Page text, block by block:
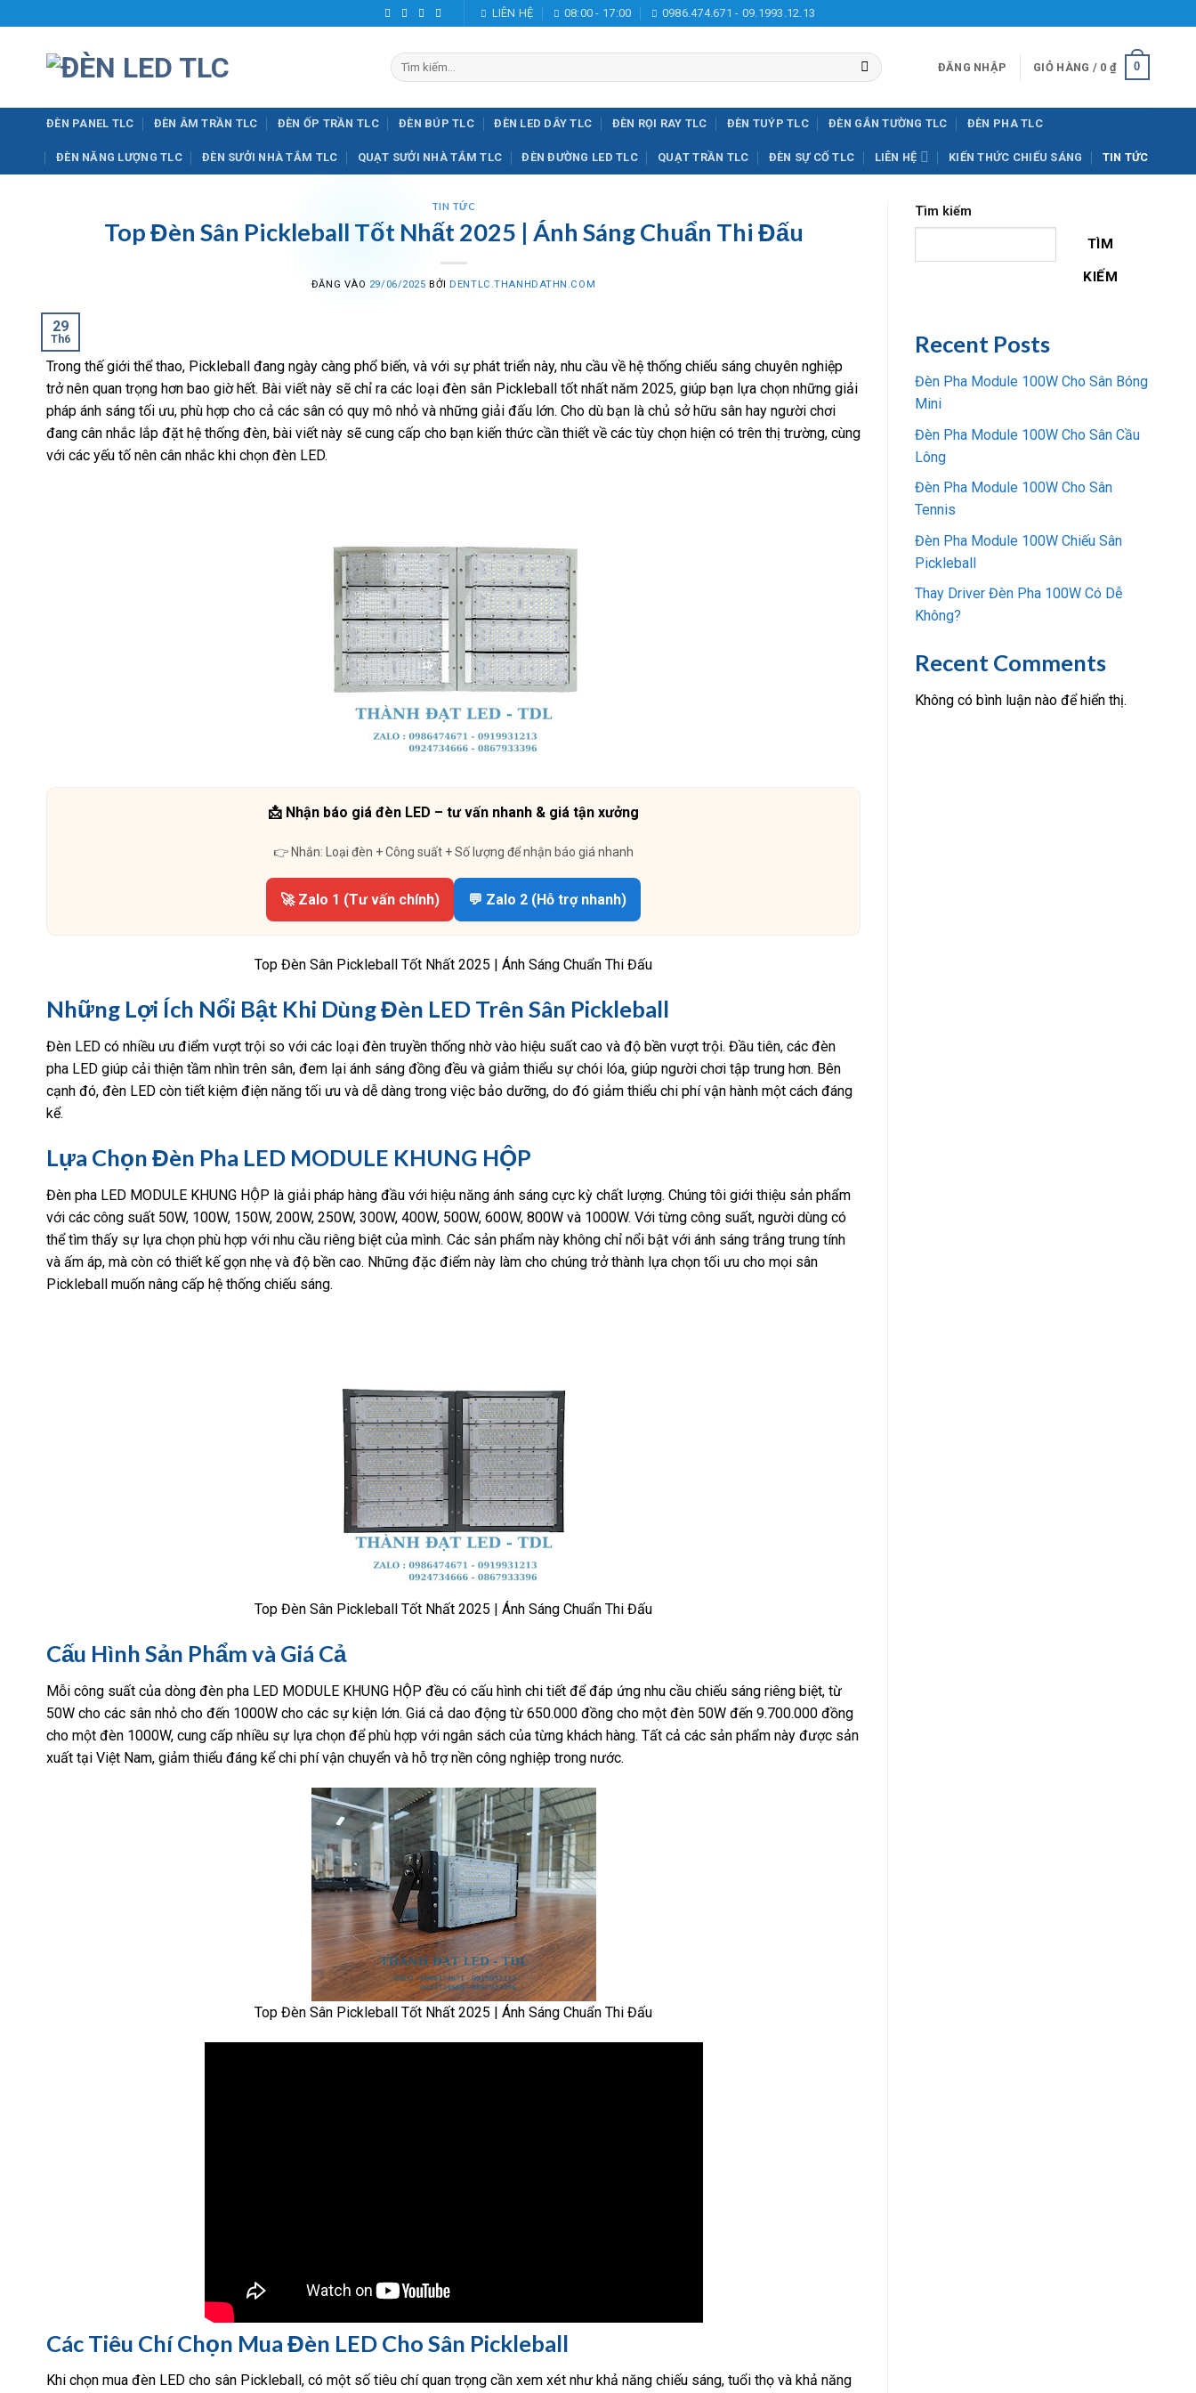
qua
LIÊN HỆ 08:00 - 17:00 0986.474.671 - 09.1993.12.13
Tìm
kiếm:
ĐĂNG NHẬP GIỎ HÀNG / 0 ₫ 0
ĐÈN PANEL TLC ĐÈN ÂM TRẦN TLC ĐÈN ỐP TRẦN TLC ĐÈN BÚP TLC ĐÈN LED DÂY TLC ĐÈN RỌI RAY TLC ĐÈN TUÝP TLC ĐÈN GẮN TƯỜNG TLC ĐÈN PHA TLC
ĐÈN NĂNG LƯỢNG TLC ĐÈN SƯỞI NHÀ TẮM TLC QUẠT SƯỞI NHÀ TẮM TLC ĐÈN ĐƯỜNG LED TLC QUẠT TRẦN TLC ĐÈN SỰ CỐ TLC LIÊN HỆ KIẾN THỨC CHIẾU SÁNG TIN TỨC
TIN TỨC
Top Đèn Sân Pickleball Tốt Nhất 2025 | Ánh Sáng Chuẩn Thi Đấu
ĐĂNG VÀO 29/06/2025 BỞI DENTLC.THANHDATHN.COM
29
Th6
Trong thế giới thể thao, Pickleball đang ngày càng phổ biến, và với sự phát triển này, nhu cầu về hệ thống chiếu sáng chuyên nghiệp
trở nên quan trọng hơn bao giờ hết. Bài viết này sẽ chỉ ra các loại đèn sân Pickleball tốt nhất năm 2025, giúp bạn lựa chọn những giải
pháp ánh sáng tối ưu, phù hợp cho cả các sân có quy mô nhỏ và những giải đấu lớn. Cho dù bạn là chủ sở hữu sân hay người chơi
đang cân nhắc lắp đặt hệ thống đèn, bài viết này sẽ cung cấp cho bạn kiến thức cần thiết về các tùy chọn hiện có trên thị trường, cùng
với các yếu tố nên cân nhắc khi chọn đèn LED.
📩 Nhận báo giá đèn LED – tư vấn nhanh & giá tận xưởng
👉 Nhắn: Loại đèn + Công suất + Số lượng để nhận báo giá nhanh
🚀 Zalo 1 (Tư vấn chính) 💬 Zalo 2 (Hỗ trợ nhanh)
Top Đèn Sân Pickleball Tốt Nhất 2025 | Ánh Sáng Chuẩn Thi Đấu
Những Lợi Ích Nổi Bật Khi Dùng Đèn LED Trên Sân Pickleball
Đèn LED có nhiều ưu điểm vượt trội so với các loại đèn truyền thống nhờ vào hiệu suất cao và độ bền vượt trội. Đầu tiên, các đèn
pha LED giúp cải thiện tầm nhìn trên sân, đem lại ánh sáng đồng đều và giảm thiểu sự chói lóa, giúp người chơi tập trung hơn. Bên
cạnh đó, đèn LED còn tiết kiệm điện năng tối ưu và dễ dàng trong việc bảo dưỡng, do đó giảm thiểu chi phí vận hành một cách đáng
kể.
Lựa Chọn Đèn Pha LED MODULE KHUNG HỘP
Đèn pha LED MODULE KHUNG HỘP là giải pháp hàng đầu với hiệu năng ánh sáng cực kỳ chất lượng. Chúng tôi giới thiệu sản phẩm
với các công suất 50W, 100W, 150W, 200W, 250W, 300W, 400W, 500W, 600W, 800W và 1000W. Với từng công suất, người dùng có
thể tìm thấy sự lựa chọn phù hợp với nhu cầu riêng biệt của mình. Các sản phẩm này không chỉ nổi bật với ánh sáng trắng trung tính
và ấm áp, mà còn có thiết kế gọn nhẹ và độ bền cao. Những đặc điểm này làm cho chúng trở thành lựa chọn tối ưu cho mọi sân
Pickleball muốn nâng cấp hệ thống chiếu sáng.
Top Đèn Sân Pickleball Tốt Nhất 2025 | Ánh Sáng Chuẩn Thi Đấu
Cấu Hình Sản Phẩm và Giá Cả
Mỗi công suất của dòng đèn pha LED MODULE KHUNG HỘP đều có cấu hình chi tiết để đáp ứng nhu cầu chiếu sáng riêng biệt, từ
50W cho các sân nhỏ cho đến 1000W cho các sự kiện lớn. Giá cả dao động từ 650.000 đồng cho một đèn 50W đến 9.700.000 đồng
cho một đèn 1000W, cung cấp nhiều sự lựa chọn để phù hợp với ngân sách của từng khách hàng. Tất cả các sản phẩm này được sản
xuất tại Việt Nam, giảm thiểu đáng kể chi phí vận chuyển và hỗ trợ nền công nghiệp trong nước.
Top Đèn Sân Pickleball Tốt Nhất 2025 | Ánh Sáng Chuẩn Thi Đấu
Các Tiêu Chí Chọn Mua Đèn LED Cho Sân Pickleball
Khi chọn mua đèn LED cho sân Pickleball, có một số tiêu chí quan trọng cần xem xét như khả năng chiếu sáng, tuổi thọ và khả năng
Tìm kiếm
TÌM
KIẾM
Recent Posts
Đèn Pha Module 100W Cho Sân Bóng
Mini
Đèn Pha Module 100W Cho Sân Cầu
Lông
Đèn Pha Module 100W Cho Sân
Tennis
Đèn Pha Module 100W Chiếu Sân
Pickleball
Thay Driver Đèn Pha 100W Có Dễ
Không?
Recent Comments
Không có bình luận nào để hiển thị.